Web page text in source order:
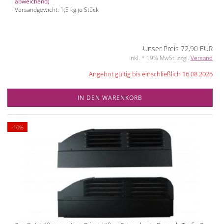
Versandgewicht: 1,5 kg je Stück
Unser Preis 72,90 EUR
inkl. * 19% MwSt. zzgl. Versand
Angebot gültig bis einschließlich 16.08.2026
IN DEN WARENKORB
-10%